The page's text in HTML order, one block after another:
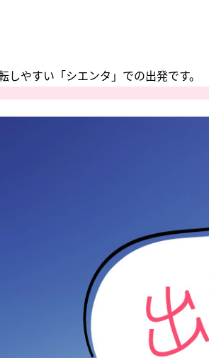
やすい「シエンタ」での出発です。